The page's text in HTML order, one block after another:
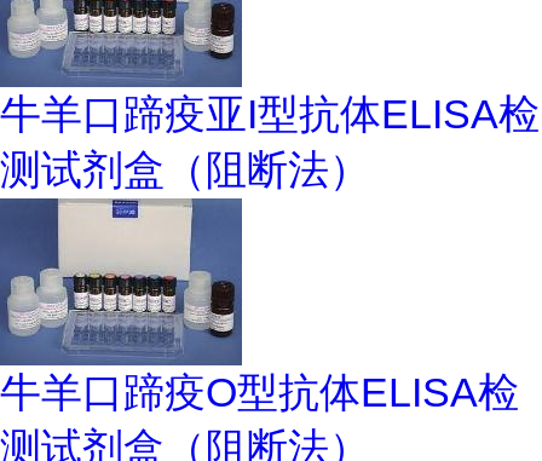
牛羊口蹄疫亚I型抗体ELISA检
测试剂盒（阻断法）
牛羊口蹄疫O型抗体ELISA检
测试剂盒（阻断法）